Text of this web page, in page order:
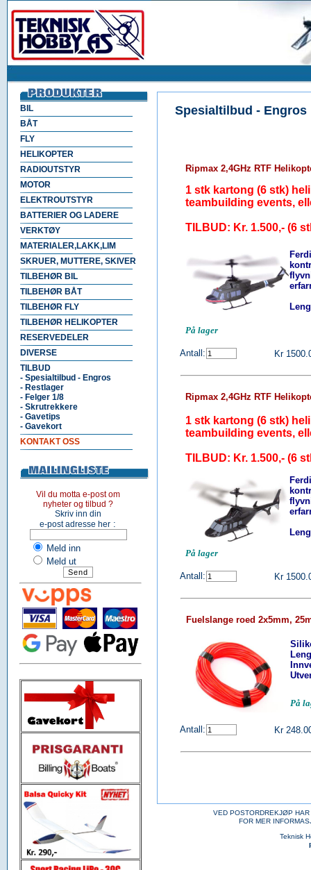
BIL
BÅT
FLY
HELIKOPTER
RADIOUTSTYR
MOTOR
ELEKTROUTSTYR
BATTERIER OG LADERE
VERKTØY
MATERIALER,LAKK,LIM
SKRUER, MUTTERE, SKIVER
TILBEHØR BIL
TILBEHØR BÅT
TILBEHØR FLY
TILBEHØR HELIKOPTER
RESERVEDELER
DIVERSE
TILBUD
- Spesialtilbud - Engros
- Restlager
- Felger 1/8
- Skrutrekkere
- Gavetips
- Gavekort
KONTAKT OSS
Vil du motta e-post om
nyheter og tilbud ?
Skriv inn din
e-post adresse her :
Meld inn
Meld ut
Spesialtilbud - Engros
Ripmax 2,4GHz RTF
1 stk kartong (6 stk)
teambuilding events,
TILBUD: Kr. 1.500,- (6
På lager
Antall: Kr
Ripmax 2,4GHz RTF
1 stk kartong (6 stk)
teambuilding events,
TILBUD: Kr. 1.500,- (6
På lager
Antall: Kr
Fuelslange roed 2x5mm,
Antall: Kr
VED POSTORDREKJØP
FOR MER
Teknisk